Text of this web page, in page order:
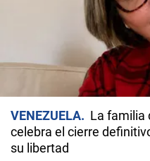
VENEZUELA
La familia
celebra el cierre
su libertad